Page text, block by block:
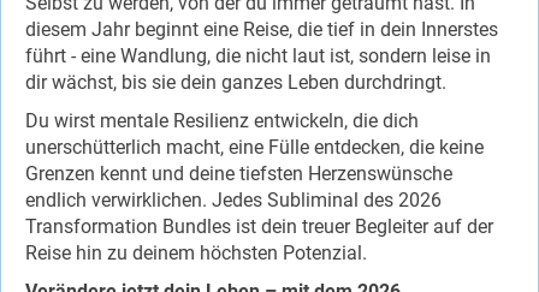
diesem Jahr beginnt eine Reise, die tief in dein Innerstes
führt - eine Wandlung, die nicht laut ist, sondern leise in
dir wächst, bis sie dein ganzes Leben durchdringt.
Du wirst mentale Resilienz entwickeln, die dich
unerschütterlich macht, eine Fülle entdecken, die keine
Grenzen kennt und deine tiefsten Herzenswünsche
endlich verwirklichen. Jedes Subliminal des 2026
Transformation Bundles ist dein treuer Begleiter auf der
Reise hin zu deinem höchsten Potenzial.